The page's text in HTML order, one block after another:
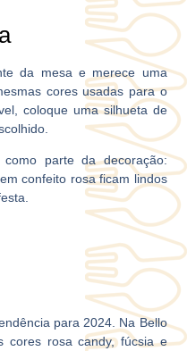
da mesa e merece uma
cores usadas para o
coloque uma silhueta de
parte da decoração:
confeito rosa ficam lindos
para 2024. Na Bello
cores rosa candy, fúcsia e